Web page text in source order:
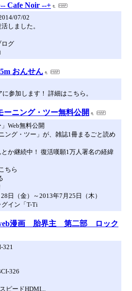
Cafe Noir --+
07/02
しました。
ログ
おんせん
参加します！ 詳細はこちら。
ーニング・ツー無料公開
Web無料公開
ング・ツー」が、雑誌1冊まるごと読め
か継続中！ 復活嘆願1万人署名の経緯
ちら
日（金）～2013年7月25日（木）
イン「T-Ti
漫画 胎界主 第二部 ロック
321
326
ピードHDMI...